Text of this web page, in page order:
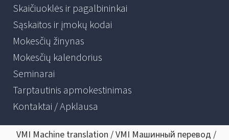
Skaičiuoklės ir pagalbininkai
Sąskaitos ir įmokų kodai
Mokesčių žinynas
Mokesčių kalendorius
Seminarai
Tarptautinis apmokestinimas
Kontaktai / Apklausa
VMI Machine translation / VMI Машинный перевод /